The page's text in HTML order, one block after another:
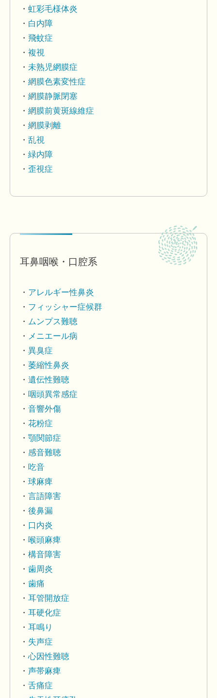
虹彩毛様体炎
白内障
飛蚊症
複視
未熟児網膜症
網膜色素変性症
網膜静脈閉塞
網膜前黄斑線維症
網膜剥離
乱視
緑内障
歪視症
耳鼻咽喉・口腔系
アレルギー性鼻炎
フィッシャー症候群
ムンプス難聴
メニエール病
異臭症
萎縮性鼻炎
遺伝性難聴
咽頭異常感症
音響外傷
花粉症
顎関節症
感音難聴
吃音
球麻痺
言語障害
後鼻漏
口内炎
喉頭麻痺
構音障害
歯周炎
歯痛
耳管開放症
耳硬化症
耳鳴り
失声症
心因性難聴
声帯麻痺
舌痛症